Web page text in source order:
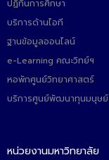
ปฏิทินการศึกษา
บริการด้านไอที
ฐานข้อมูลออนไลน์
e-Learning คณะวิทย์ฯ
หอพักศูนย์วิทยาศาสตร์
บริการศูนย์พัฒนาทุนมนุษย์
หน่วยงานมหาวิทยาลัย